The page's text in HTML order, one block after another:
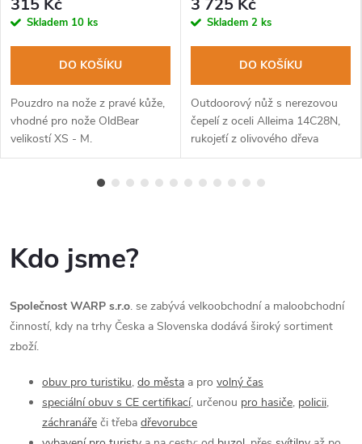
315 Kč
Skladem 10 ks
DO KOŠÍKU
Pouzdro na nože z pravé kůže,
vhodné pro nože OldBear
velikostí XS - M.
rukojeť olivové dřevo
3 725 Kč
Skladem 2 ks
DO KOŠÍKU
Outdoorový nůž s nerezovou
čepelí z oceli Alleima 14C28N,
rukojeťí z olivového dřeva
a masivní kovovou záštitou pro
Kdo jsme?
Společnost WARP s.r.o. se zabývá velkoobchodní a maloobchodní
činností, kdy na trhy Česka a Slovenska dodává široký sortiment
zboží.
obuv pro turistiku, do města a pro volný čas
speciální obuv s CE certifikací, určenou pro hasiče, policii,
záchranáře či třeba dřevorubce